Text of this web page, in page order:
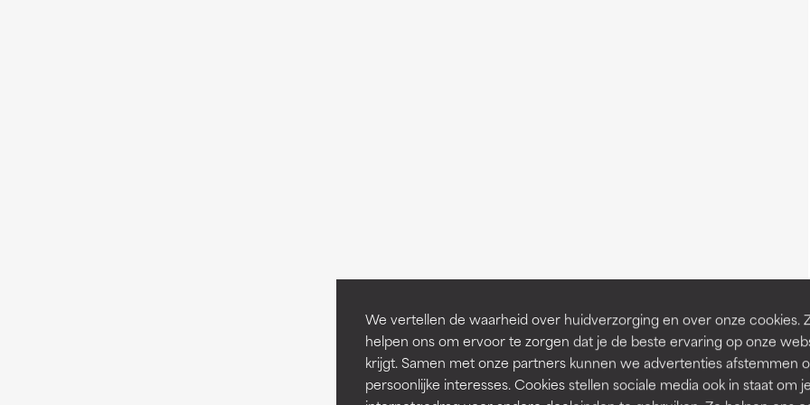
We vertellen de waarheid over huidverzorging en over onze cookies.
helpen ons om ervoor te zorgen dat je de beste ervaring op onze
krijgt. Samen met onze partners kunnen we advertenties afstemmen
persoonlijke interesses. Cookies stellen sociale media ook in staat om je